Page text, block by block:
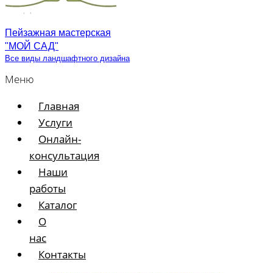
Пейзажная мастерская
"МОЙ САД"
Все виды ландшафтного дизайна
Меню
Главная
Услуги
Онлайн-
консультация
Наши
работы
Каталог
О
нас
Контакты